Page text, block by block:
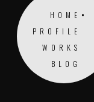
HOME
PROFILE
WORKS
BLOG